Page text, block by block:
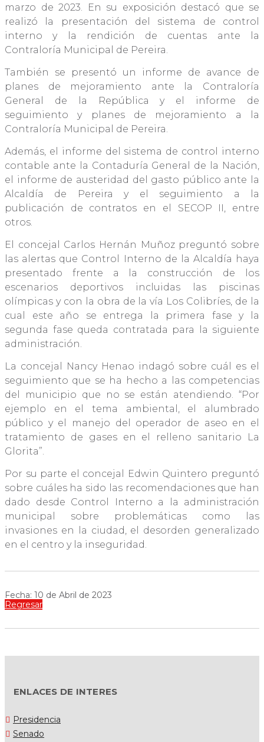
marzo de 2023. En su exposición destacó que se
realizó la presentación del sistema de control
interno y la rendición de cuentas ante la
Contraloría Municipal de Pereira.
También se presentó un informe de avance de
planes de mejoramiento ante la Contraloría
General de la República y el informe de
seguimiento y planes de mejoramiento a la
Contraloría Municipal de Pereira.
Además, el informe del sistema de control interno
contable ante la Contaduría General de la Nación,
el informe de austeridad del gasto público ante la
Alcaldía de Pereira y el seguimiento a la
publicación de contratos en el SECOP II, entre
otros.
El concejal Carlos Hernán Muñoz preguntó sobre
las alertas que Control Interno de la Alcaldía haya
presentado frente a la construcción de los
escenarios deportivos incluidas las piscinas
olímpicas y con la obra de la vía Los Colibríes, de la
cual este año se entrega la primera fase y la
segunda fase queda contratada para la siguiente
administración.
La concejal Nancy Henao indagó sobre cuál es el
seguimiento que se ha hecho a las competencias
del municipio que no se están atendiendo. “Por
ejemplo en el tema ambiental, el alumbrado
público y el manejo del operador de aseo en el
tratamiento de gases en el relleno sanitario La
Glorita”.
Por su parte el concejal Edwin Quintero preguntó
sobre cuáles ha sido las recomendaciones que han
dado desde Control Interno a la administración
municipal sobre problemáticas como las
invasiones en la ciudad, el desorden generalizado
en el centro y la inseguridad.
Fecha: 10 de Abril de 2023
Regresar
ENLACES DE INTERES
Presidencia
Senado